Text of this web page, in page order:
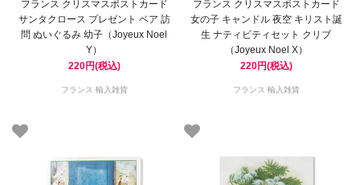
フランス クリスマスポストカード
サンタクロース プレゼント ベア 訪
問 ぬいぐるみ 幼子（Joyeux Noel
Y）
220円(税込)
フランス 輸入雑貨
フランス クリスマスポストカード
女の子 キャンドル 夜空 キリスト誕
生 ナティビティセット クリブ
（Joyeux Noel X）
220円(税込)
フランス 輸入雑貨